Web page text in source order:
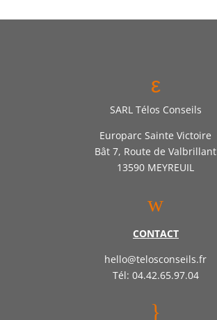
ε
SARL Télos Conseils
Europarc Sainte Victoire
Bât 7, Route de Valbrillant
13590 MEYREUIL
w
CONTACT
hello@telosconseils.fr
Tél: 04.42.65.97.04
}